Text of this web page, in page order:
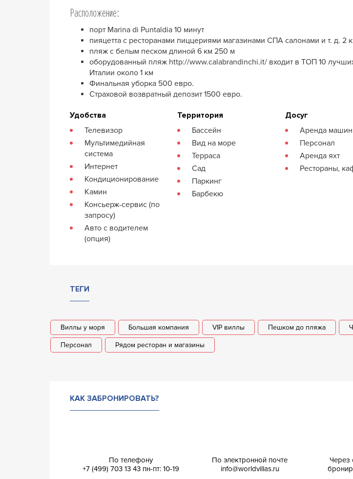
Расположение:
порт Marina di Puntaldia 10 минут
пияцетта с ресторанами пиццериями магазинами СПА салонами и т. д. 2
пляж с белым песком длиной 6 км 250 м
оборудованный пляж http://www.calabrandinchi.it/ входит в ТОП 10
Италии около 1 км
Финальная уборка 500 евро.
Страховой возвратный депозит 1500 евро.
Удобства
Телевизор
Мультимедийная
система
Интернет
Кондиционирование
Камин
Консьерж-сервис (по
запросу)
Авто с водителем
(опция)
Территория
Бассейн
Вид на море
Терраса
Сад
Паркинг
Барбекю
Досуг
Аренда
Персонал
Аренда яхт
Рестораны,
ТЕГИ
Виллы у моря Большая компания VIP виллы Пешком до пляжа
Персонал Рядом ресторан и магазины
КАК ЗАБРОНИРОВАТЬ?
По телефону
+7 (499) 703 13 43 пн-пт: 10-19
По электронной почте
info@worldvillas.ru
Через